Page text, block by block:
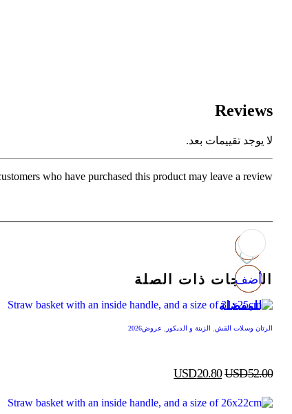
Reviews
لا يوجد تقييمات بعد.
who have purchased this product may leave a review.
المنتجات ذات الصلة
أضف
للمفضلة
الرتان وسلات القش, الزينة و الديكور , عروض2026
USD52.00
USD20.80
أضف
للمفضلة
أضف
للمفضلة
أضف
للمفضلة